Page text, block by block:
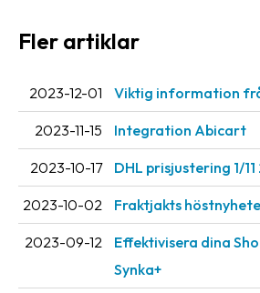
Skrivarinställningar
Tulldeklarationer
Nedladdningar
Streckkodsläsare
Fler artiklar
2023-12-01 Viktig information
2023-11-15 Integration Abicart
2023-10-17 DHL prisjustering 1/11
2023-10-02 Fraktjakts
2023-09-12
Effektivisera dina
Synka+